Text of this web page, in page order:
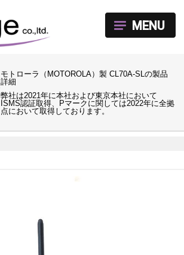
モトローラ（MOTOROLA）製 CL70A-SLの製品
詳細
弊社は2021年に本社および東京本社において
ISMS認証取得、Pマークに関しては2022年に全拠
点において取得しております。
MENU